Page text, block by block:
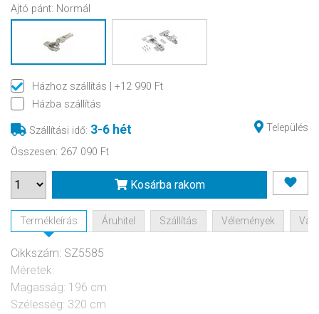
Ajtó pánt: Normál
Házhoz szállítás
| +12 990 Ft
Házba szállítás
Szállítási idő: 3-6 hét
Település
Összesen: 267 090 Ft
Kosárba rakom
Termékleírás Áruhitel Szállítás Vélemények
Cikkszám: SZ5585
Méretek:
Magasság: 196 cm
Szélesség: 320 cm